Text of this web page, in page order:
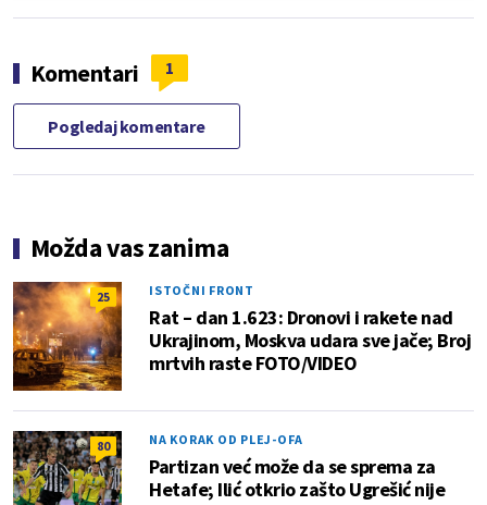
Komentari 1
Pogledaj komentare
Možda vas zanima
25 ISTOČNI FRONT
Rat – dan 1.623: Dronovi i rakete nad
Ukrajinom, Moskva udara sve jače; Broj
mrtvih raste FOTO/VIDEO
80 NA KORAK OD PLEJ-OFA
Partizan već može da se sprema za
Hetafe; Ilić otkrio zašto Ugrešić nije